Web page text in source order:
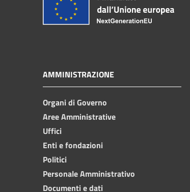
AMMINISTRAZIONE
Organi di Governo
Aree Amministrative
Uffici
Enti e fondazioni
Politici
Personale Amministrativo
Documenti e dati